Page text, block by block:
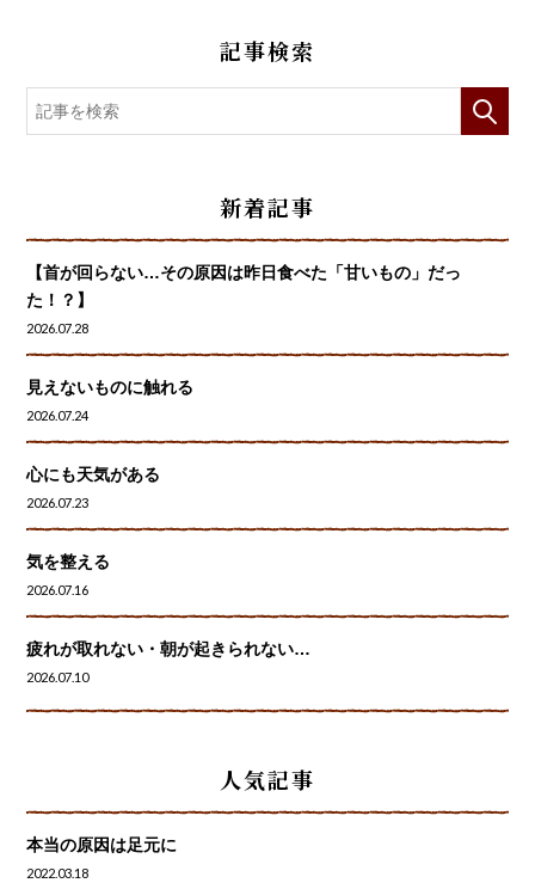
記事検索
新着記事
【首が回らない…その原因は昨日食べた「甘いもの」だっ
た！？】
2026.07.28
見えないものに触れる
2026.07.24
心にも天気がある
2026.07.23
気を整える
2026.07.16
疲れが取れない・朝が起きられない…
2026.07.10
人気記事
本当の原因は足元に
2022.03.18